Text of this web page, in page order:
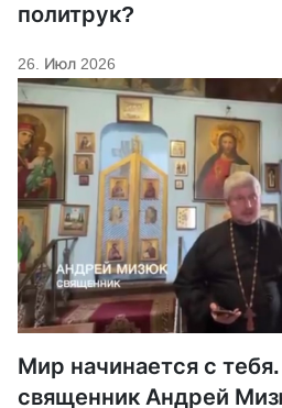
политрук?
26. Июл 2026
Мир начинается с
священник Андрей